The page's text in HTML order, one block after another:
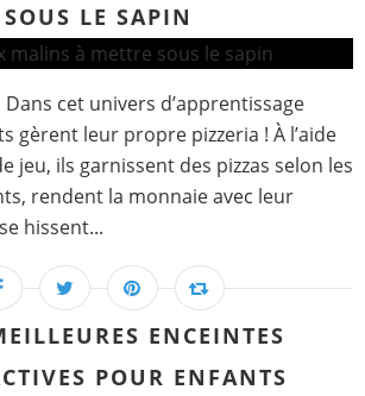
SOUS LE SAPIN
Dans cet univers d’apprentissage
gèrent leur propre pizzeria ! À l’aide
jeu, ils garnissent des pizzas selon les
rendent la monnaie avec leur
hissent...
ENCEINTES
POUR ENFANTS